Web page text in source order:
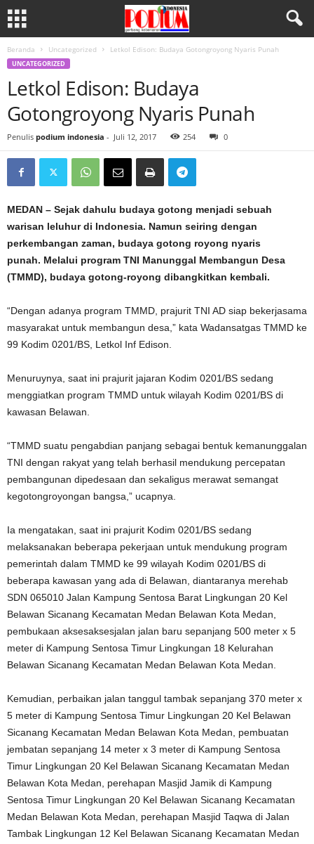
Beranda Uncategorized Letkol Edison: Budaya Gotongroyong Nyaris Punah
UNCATEGORIZED
Letkol Edison: Budaya
Gotongroyong Nyaris Punah
Penulis podium indonesia - Juli 12, 2017 254 0
MEDAN – Sejak dahulu budaya gotong menjadi sebuah
warisan leluhur di Indonesia. Namun seiring dengan
perkembangan zaman, budaya gotong royong nyaris
punah. Melalui program TNI Manunggal Membangun Desa
(TMMD), budaya gotong-royong dibangkitkan kembali.
“Dengan adanya program TMMD, prajurit TNI AD siap bekerjasama
masyarakat untuk membangun desa,” kata Wadansatgas TMMD ke
99 Kodim 0201/BS, Letkol Inf Edison.
Menuruynya, saat ini prajurit jajaran Kodim 0201/BS sedang
menggiatkan program TMMD untuk wilayah Kodim 0201/BS di
kawasan Belawan.
“TMMD suatu pengabdian panjang sebagai bentuk kemanunggalan
TNI dengan rakyat yang telah berhasil mendukung percepatan
pembangunan dipedesaan dan sekaligus merawat semangat
kegotongroyongan bangsa,” ucapnya.
Ia mengatakan, saat ini prajurit Kodim 0201/BS sedang
melaksanakan beberapa pekerjaan untuk mendukung program
pemerintah dalam TMMD ke 99 wilayah Kodim 0201/BS di
beberapa kawasan yang ada di Belawan, diantaranya merehab
SDN 065010 Jalan Kampung Sentosa Barat Lingkungan 20 Kel
Belawan Sicanang Kecamatan Medan Belawan Kota Medan,
pembukaan aksesaksesjalan jalan baru sepanjang 500 meter x 5
meter di Kampung Sentosa Timur Lingkungan 18 Kelurahan
Belawan Sicanang Kecamatan Medan Belawan Kota Medan.
Kemudian, perbaikan jalan tanggul tambak sepanjang 370 meter x
5 meter di Kampung Sentosa Timur Lingkungan 20 Kel Belawan
Sicanang Kecamatan Medan Belawan Kota Medan, pembuatan
jembatan sepanjang 14 meter x 3 meter di Kampung Sentosa
Timur Lingkungan 20 Kel Belawan Sicanang Kecamatan Medan
Belawan Kota Medan, perehapan Masjid Jamik di Kampung
Sentosa Timur Lingkungan 20 Kel Belawan Sicanang Kecamatan
Medan Belawan Kota Medan, perehapan Masjid Taqwa di Jalan
Tambak Lingkungan 12 Kel Belawan Sicanang Kecamatan Medan